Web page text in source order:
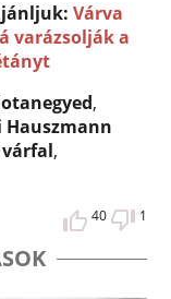
Várva
varázsolják a
,
Hauszmann
várfal,
40 1